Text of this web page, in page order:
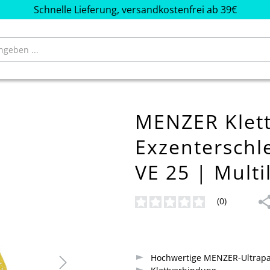
Schnelle Lieferung, versandkostenfrei ab 39€
MENZER
VE 25 |
(0)
Hochwertige MENZER-